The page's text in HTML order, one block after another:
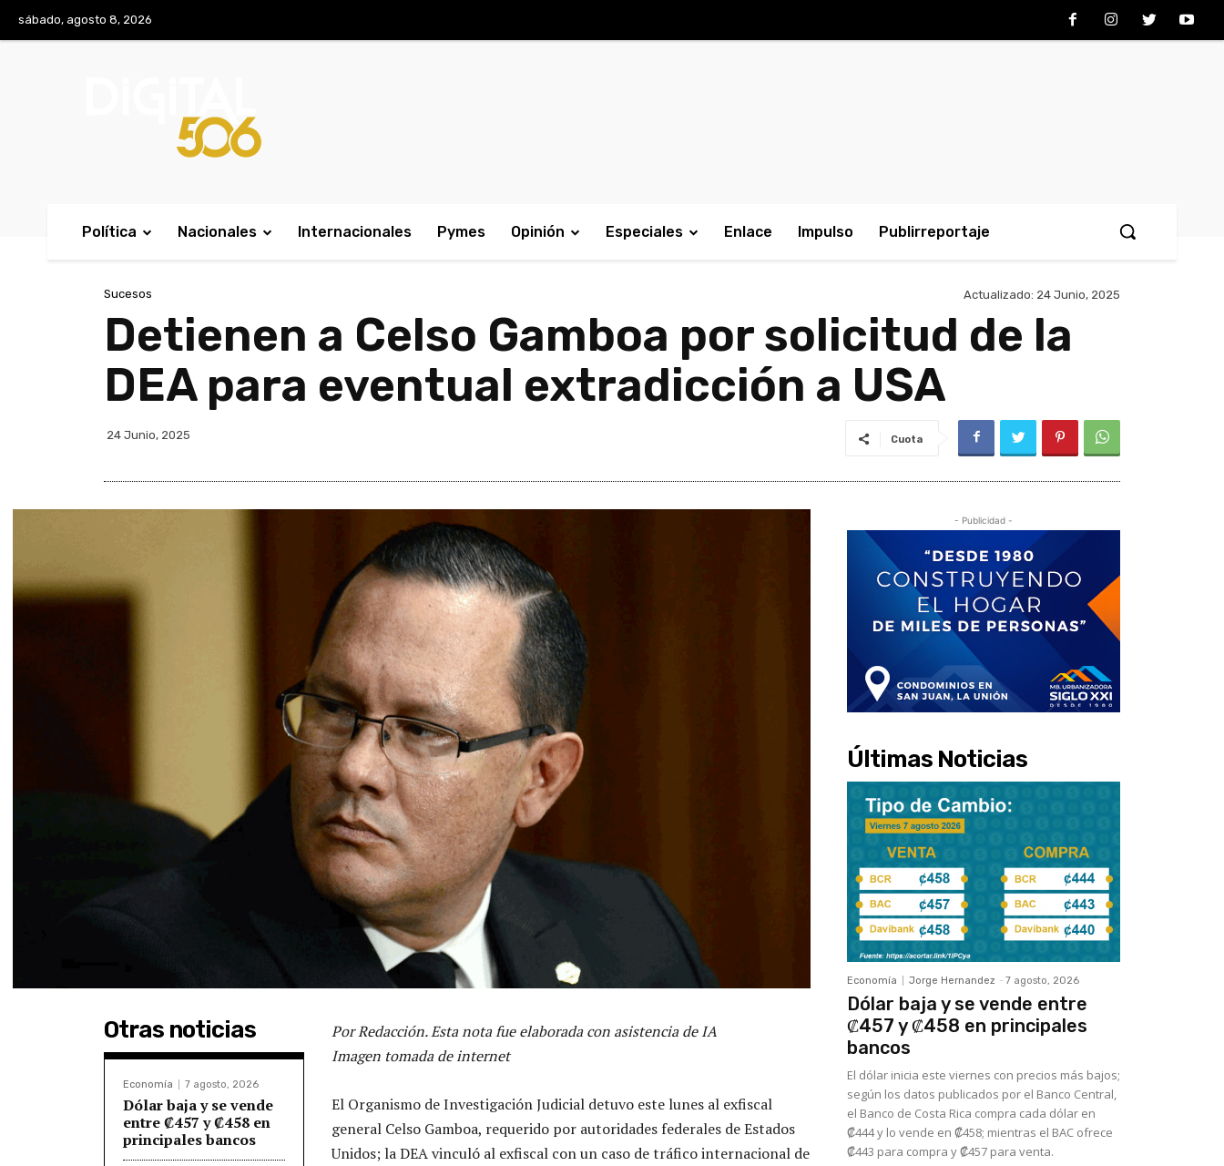
sábado, agosto 8, 2026
Política Nacionales Internacionales Pymes Opinión Especiales Enlace Impulso Publirreportaje
Sucesos Actualizado: 24 Junio, 2025
Detienen a Celso Gamboa por solicitud de la
DEA para eventual extradicción a USA
24 Junio, 2025 Cuota
Otras noticias
Economía 7 agosto, 2026
Dólar baja y se vende
entre ₡457 y ₡458 en
principales bancos
Por Redacción. Esta nota fue elaborada con asistencia de IA
Imagen tomada de internet
El Organismo de Investigación Judicial detuvo este lunes al exfiscal
general Celso Gamboa, requerido por autoridades federales de Estados
Unidos; la DEA vinculó al exfiscal con un caso de tráfico internacional de
- Publicidad -
Últimas Noticias
Economía Jorge Hernandez - 7 agosto, 2026
Dólar baja y se vende entre
₡457 y ₡458 en principales
bancos
El dólar inicia este viernes con precios más bajos;
según los datos publicados por el Banco Central,
el Banco de Costa Rica compra cada dólar en
₡444 y lo vende en ₡458; mientras el BAC ofrece
₡443 para compra y ₡457 para venta.